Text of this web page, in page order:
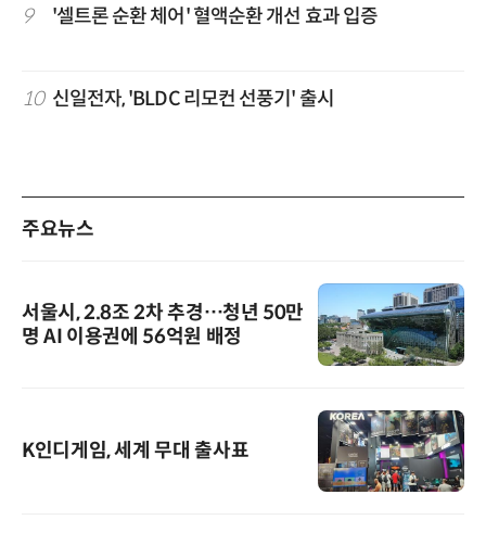
9 '셀트론 순환 체어' 혈액순환 개선 효과 입증
10 신일전자, 'BLDC 리모컨 선풍기' 출시
주요뉴스
서울시, 2.8조 2차 추경…청년 50만
명 AI 이용권에 56억원 배정
K인디게임, 세계 무대 출사표